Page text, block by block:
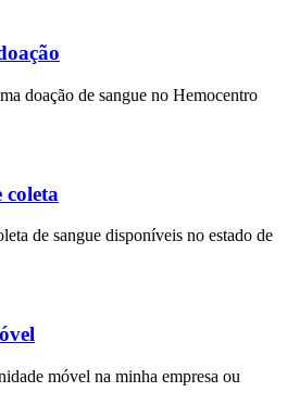
doação de sangue no Hemocentro
coleta
de sangue disponíveis no estado de
móvel na minha empresa ou